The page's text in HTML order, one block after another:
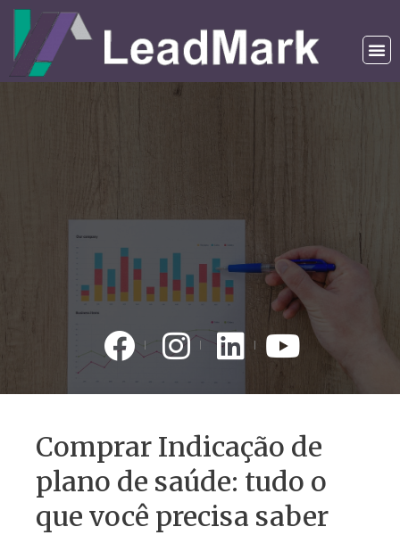
Comprar Indicação de
plano de saúde: tudo o
que você precisa saber